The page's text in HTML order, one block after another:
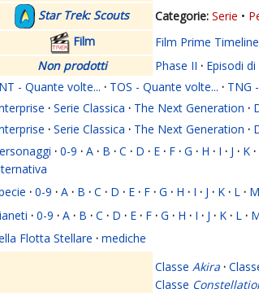
Star Trek: Scouts Serie
Film
Film Prime Timeline
Non prodotti
Phase II · Episodi di
- Quante volte... · TOS - Quante volte... · TNG
· Serie Classica · The Next Generation ·
· Serie Classica · The Next Generation ·
· 0-9 · A · B · C · D · E · F · G · H · I · J · K ·
· 0-9 · A · B · C · D · E · F · G · H · I · J · K · L · M
· 0-9 · A · B · C · D · E · F · G · H · I · J · K · L ·
Flotta Stellare · mediche
Classe Akira ·
Classe